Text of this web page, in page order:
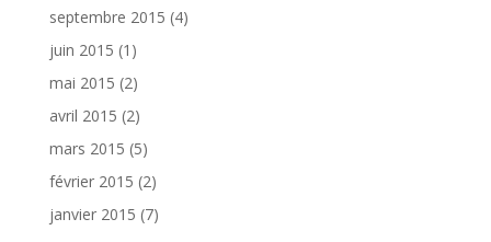
septembre 2015 (4)
juin 2015 (1)
mai 2015 (2)
avril 2015 (2)
mars 2015 (5)
février 2015 (2)
janvier 2015 (7)